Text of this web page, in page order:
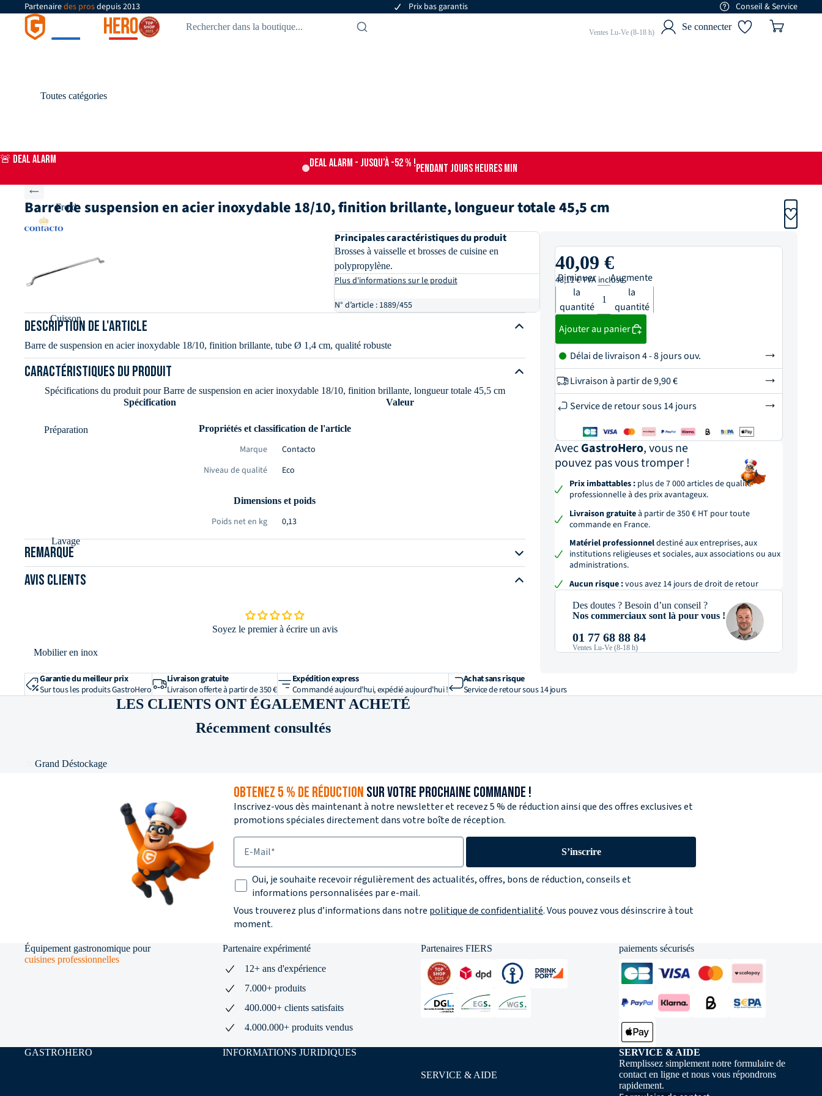
Partenairedes prosdepuis 2013 Prix bas garantis
Conseil & Service
Ventes Lu-Ve (8-18 h)
Se connecter
Toutes catégories
Froid
Cuisson
Préparation
Lavage
Mobilier en inox
Grand Déstockage
🚨 DEAL ALARM DEAL ALARM - jusqu’à -52 % !PENDANT JOURS HEURES MIN
Barre de suspension en acier inoxydable 18/10, finition brillante, longueur totale 45,5 cm
Principales caractéristiques du produit
Brosses à vaisselle et brosses de cuisine en
polypropylène.
Plus d'informations sur le produit
N° d’article : 1889/455
40,09 €
48,11 € TVA incluse
Diminuer
la
quantité
Augmenter
la
quantité
Ajouter au panier
Délai de livraison 4 - 8 jours ouv.
Livraison à partir de9,90 €
Service de retour sous 14 jours
AvecGastroHero, vous ne
pouvez pas vous tromper !
Prix imbattables :plus de 7 000 articles de qualité
professionnelle à des prix avantageux.
Livraison gratuiteà partir de 350 € HT pour toute
commande en France.
Matériel professionneldestiné aux entreprises, aux
institutions religieuses et sociales, aux associations ou aux
administrations.
Aucun risque :vous avez 14 jours de droit de retour
Des doutes ? Besoin d’un conseil ?
Nos commerciaux sont là pour vous !
01 77 68 88 84
Ventes Lu-Ve (8-18 h)
DESCRIPTION DE L'ARTICLE
Barre de suspension en acier inoxydable 18/10, finition brillante, tube Ø 1,4 cm, qualité robuste
Caractéristiques du produit
Spécifications du produit pour Barre de suspension en acier inoxydable 18/10, finition brillante, longueur totale 45,5 cm
Spécification
Valeur
Propriétés et classification de l'article
Marque
Contacto
Niveau de qualité
Eco
Dimensions et poids
Poids net en kg 0,13
Remarque
Avis clients
Soyez le premier à écrire un avis
Garantie du meilleur prix
Sur tous les produits GastroHero
Livraison gratuite
Livraison offerte à partir de 350 €
Expédition express
Commandé aujourd'hui, expédié aujourd'hui !
Achat sans risque
Service de retour sous 14 jours
LES CLIENTS ONT ÉGALEMENT ACHETÉ
Récemment consultés
OBTENEZ 5 % DE RÉDUCTION SUR VOTRE PROCHAINE COMMANDE !
Inscrivez-vous dès maintenant à notre newsletter et recevez 5 % de réduction ainsi que des offres exclusives et
promotions spéciales directement dans votre boîte de réception.
E-Mail
S’inscrire
Texte sur la protection des données
Oui, je souhaite recevoir régulièrement des actualités, offres, bons de réduction, conseils et
informations personnalisées par e-mail.
Vous trouverez plus d’informations dans notre politique de confidentialité. Vous pouvez vous désinscrire à tout
moment.
Équipement gastronomique pour
cuisines professionnelles
Partenaire expérimenté
12+ ans d'expérience
7.000+ produits
400.000+ clients satisfaits
4.000.000+ produits vendus
Partenaires FIERS paiements sécurisés
GASTROHERO INFORMATIONS JURIDIQUES
SERVICE & AIDE
SERVICE & AIDE
Remplissez simplement notre formulaire de
contact en ligne et nous vous répondrons
rapidement.